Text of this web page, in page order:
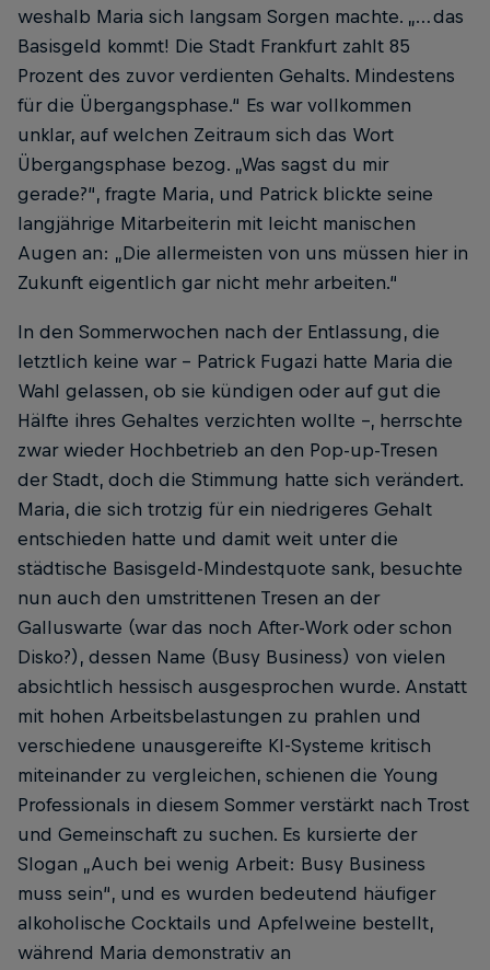
weshalb Maria sich langsam Sorgen machte. „… das
Basisgeld kommt! Die Stadt Frankfurt zahlt 85
Prozent des zuvor verdienten Gehalts. Mindestens
für die Übergangsphase.“ Es war vollkommen
unklar, auf welchen Zeitraum sich das Wort
Übergangsphase bezog. „Was sagst du mir
gerade?“, fragte Maria, und Patrick blickte seine
langjährige ­Mitarbeiterin mit leicht manischen
Augen an: „Die allermeisten von uns müssen hier in
Zukunft eigentlich gar nicht mehr arbeiten.“
In den Sommerwochen nach der Entlassung, die
letztlich keine war – Patrick Fugazi hatte Maria die
Wahl gelassen, ob sie kündigen oder auf gut die
Hälfte ihres Gehaltes verzichten wollte –, herrschte
zwar wieder Hochbetrieb an den Pop-up-Tresen
der Stadt, doch die Stimmung hatte sich verändert.
Maria, die sich trotzig für ein niedrigeres Gehalt
entschieden hatte und damit weit unter die
städtische Basisgeld-Mindestquote sank, besuchte
nun auch den umstrittenen Tresen an der
Galluswarte (war das noch After-Work oder schon
Disko?), dessen Name (Busy Business) von vielen
absichtlich hessisch ausgesprochen wurde. Anstatt
mit hohen Arbeitsbelastungen zu prahlen und
verschiedene unausgereifte KI-Systeme kritisch
miteinander zu vergleichen, schienen die Young
Professionals in diesem Sommer verstärkt nach Trost
und Gemeinschaft zu suchen. Es kursierte der
Slogan „Auch bei wenig Arbeit: Busy Business
muss sein“, und es wurden bedeutend häufiger
alkoholische Cocktails und Apfelweine bestellt,
während Maria demonstrativ an